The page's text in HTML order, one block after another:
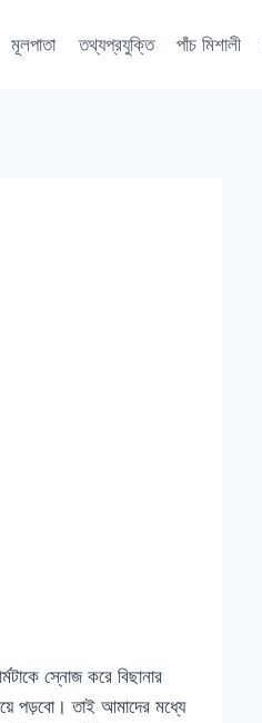
মূলপাতা তথ্যপ্রযুক্তি পাঁচ মিশালী
স্নোজ করে বিছানার
পড়বো। তাই আমাদের মধ্যে